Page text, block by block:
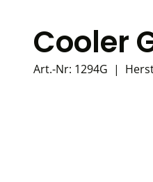
Cooler
Art.-Nr: 1294G |